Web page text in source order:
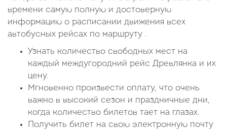
времени самую полную и достоверную
информацию о расписании движения всех
автобусных рейсах по маршруту .
Узнать количество свободных мест на
каждый междугородний рейс Древлянка и их
цену.
Мгновенно произвести оплату, что очень
важно в высокий сезон и праздничные дни,
когда количество билетов тает на глазах.
Получить билет на свою электронную почту